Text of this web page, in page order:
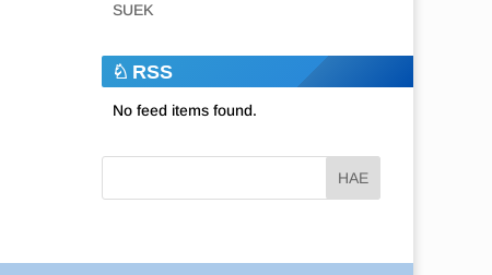
SUEK
RSS
No feed items found.